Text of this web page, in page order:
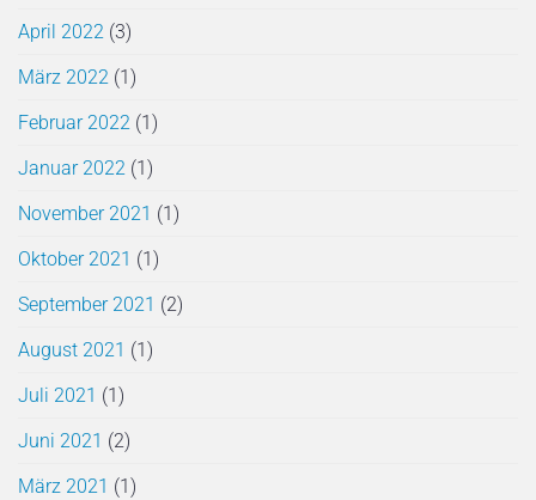
April 2022 (3)
März 2022 (1)
Februar 2022 (1)
Januar 2022 (1)
November 2021 (1)
Oktober 2021 (1)
September 2021 (2)
August 2021 (1)
Juli 2021 (1)
Juni 2021 (2)
März 2021 (1)